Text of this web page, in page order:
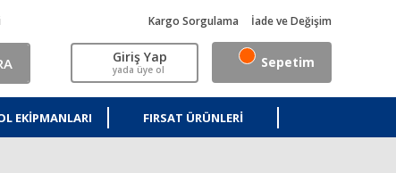
Kargo Sorgulama İade ve Değişim
Giriş Yap
yada üye ol Sepetim
EKIPMANLARI FIRSAT ÜRÜNLERI